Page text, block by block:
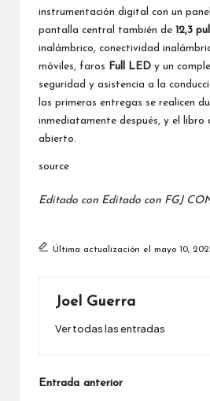
instrumentación digital con un
pantalla central también de 12,3
inalámbrico, conectividad
móviles, faros
Full LED y un
seguridad y asistencia a la
las primeras entregas se realicen
inmediatamente después, y el libro
abierto.
source
Editado con Editado con FGJ
Última actualización el mayo 10,
Joel Guerra
Ver todas las entradas
Navegación
Entrada anterior